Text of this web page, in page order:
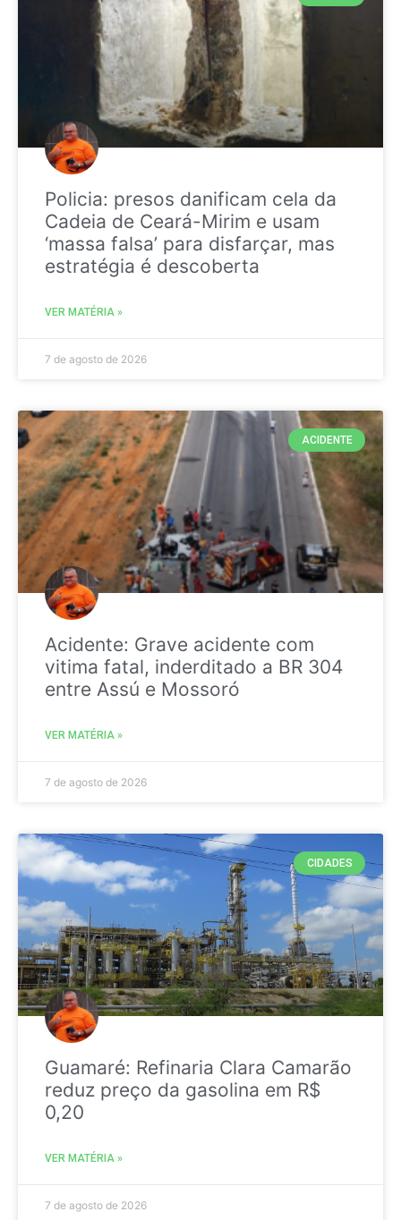
Policia: presos danificam cela da
Cadeia de Ceará-Mirim e usam
‘massa falsa’ para disfarçar, mas
estratégia é descoberta
VER MATÉRIA »
7 de agosto de 2026
ACIDENTE
Acidente: Grave acidente com
vitima fatal, inderditado a BR 304
entre Assú e Mossoró
VER MATÉRIA »
7 de agosto de 2026
CIDADES
Guamaré: Refinaria Clara Camarão
reduz preço da gasolina em R$
0,20
VER MATÉRIA »
7 de agosto de 2026